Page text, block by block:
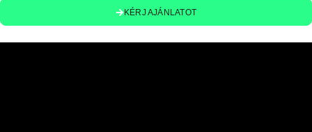
KÉRJ AJÁNLATOT